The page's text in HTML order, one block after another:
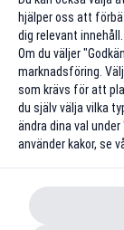
hjälper oss att
dig relevant innehåll.
Om du väljer
marknadsföring.
som krävs för att
du själv välja vilka
ändra dina val
använder kakor, se